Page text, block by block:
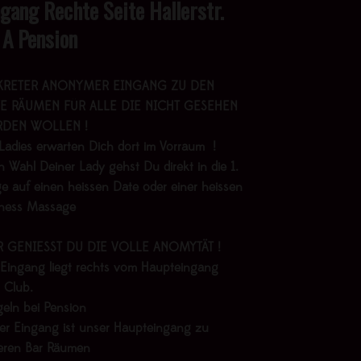
Rechte Seite Hallerstr.
Pension
ANONYMER EINGANG ZU DEN
RÄUMEN FÜR ALLE DIE NICHT GESEHEN
WOLLEN !
erwarten Dich dort im Vorraum !
Wahl Deiner Lady gehst Du direkt in die 1.
auf einen heissen Date oder einer heissen
Massage
GENIESST DU DIE VOLLE ANOMYTÄT !
liegt rechts vom Haupteingang
Club.
bei Pension
Eingang ist unser Haupteingang zu
Bar Räumen